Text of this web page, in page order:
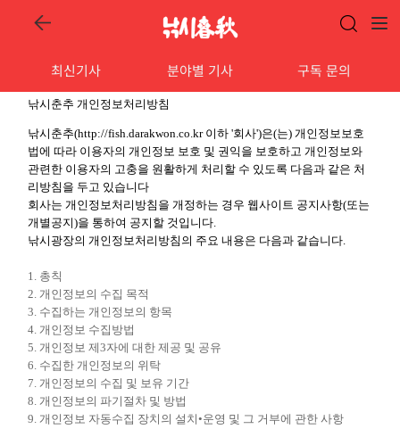
최신기사 분야별 기사 구독 문의
낚시춘추 개인정보처리방침
낚시춘추(http://fish.darakwon.co.kr 이하 '회사')은(는) 개인정보보호
법에 따라 이용자의 개인정보 보호 및 권익을 보호하고 개인정보와
관련한 이용자의 고충을 원활하게 처리할 수 있도록 다음과 같은 처
리방침을 두고 있습니다
회사는 개인정보처리방침을 개정하는 경우 웹사이트 공지사항(또는
개별공지)을 통하여 공지할 것입니다.
낚시광장의 개인정보처리방침의 주요 내용은 다음과 같습니다.
1. 총칙
2. 개인정보의 수집 목적
3. 수집하는 개인정보의 항목
4. 개인정보 수집방법
5. 개인정보 제3자에 대한 제공 및 공유
6. 수집한 개인정보의 위탁
7. 개인정보의 수집 및 보유 기간
8. 개인정보의 파기절차 및 방법
9. 개인정보 자동수집 장치의 설치•운영 및 그 거부에 관한 사항